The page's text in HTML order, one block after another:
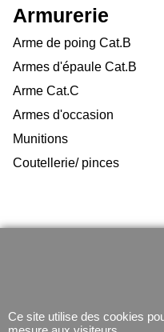
Armurerie
Arme de poing Cat.B
Armes d'épaule Cat.B
Arme Cat.C
Armes d'occasion
Munitions
Coutellerie/ pinces
Ce site utilise des cookies